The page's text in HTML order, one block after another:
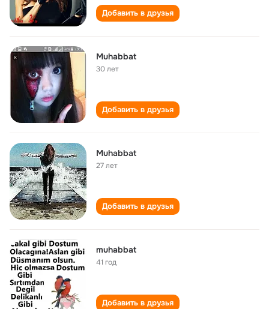
Добавить в друзья
Muhabbat
30 лет
Добавить в друзья
Muhabbat
27 лет
Добавить в друзья
muhabbat
41 год
Добавить в друзья